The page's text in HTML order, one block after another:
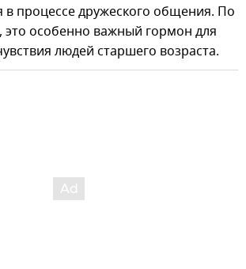
в процессе дружеского общения. По
это особенно важный гормон для
людей старшего возраста.